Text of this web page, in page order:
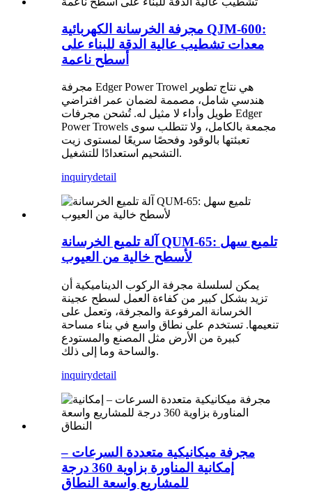
مجرفة الخرسانة الكهربائية QJM-600:
معدات تشطيب عالية الدقة للبناء على
أسطح ناعمة
مجرفة Edger Power Trowel هي نتاج تطوير
هندسي شامل، مصممة لضمان عمر افتراضي
طويل وأداء لا مثيل له. تُشحن مجرفات Edger
Power Trowels مجمعة بالكامل، ولا تتطلب سوى
تعبئتها بالوقود وفحصًا سريعًا لمستوى زيت
التشحيم استعدادًا للتشغيل.
inquirydetail
آلة تلميع الخرسانة QUM-65: تلميع سهل
لأسطح خالية من العيوب
يمكن لسلسلة مجرفة الركوب الديناميكية أن
تزيد بشكل كبير من كفاءة العمل لسطح عجينة
الخرسانة المرفوعة والمجرفة، وتعمل على
تنعيمها. تستخدم على نطاق واسع في بناء مساحة
كبيرة من الأرض مثل المصنع والمستودع
والساحة وما إلى ذلك.
inquirydetail
مجرفة ميكانيكية متعددة السرعات –
إمكانية المناورة بزاوية 360 درجة
للمشاريع واسعة النطاق